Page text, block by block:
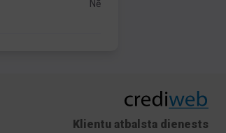
Nē
Klientu atbalsta dienests